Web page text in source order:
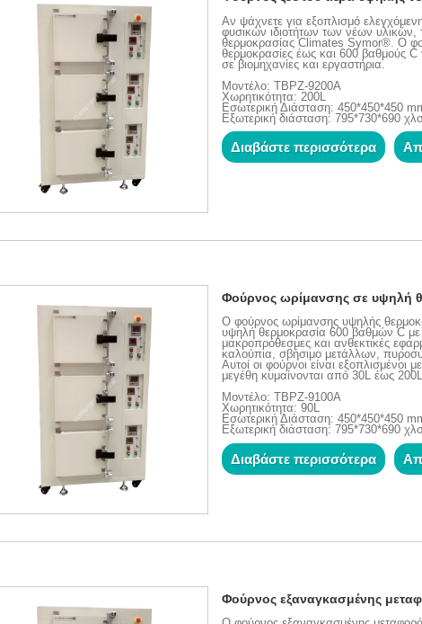
Αν ψάχνετε για εξοπλισμό
φυσικών ιδιοτήτων των νέων
θερμοκρασίας Climates Symor®. Ο
θερμοκρασίες έως και 600 βαθμούς C
σε βιομηχανίες και εργαστήρια.
Μοντέλο: TBPZ-9200A
Χωρητικότητα: 200L
Εσωτερική Διάσταση: 450*450*450
Εξωτερική διάσταση: 795*730*690
Διαβάστε περισσότερα
Φούρνος ωρίμανσης σε υψηλή
Ο φούρνος ωρίμανσης υψηλής
υψηλή θερμοκρασία 600 βαθμών C με
μακροπρόθεσμες και ανθεκτικές
καλούπια, σβήσιμο μετάλλων,
Αυτοί οι φούρνοι είναι
μεγέθη κυμαίνονται από 30L έως
Μοντέλο: TBPZ-9100A
Χωρητικότητα: 90L
Εσωτερική Διάσταση: 450*450*450
Εξωτερική διάσταση: 795*730*690
Διαβάστε περισσότερα
Φούρνος εξαναγκασμένης